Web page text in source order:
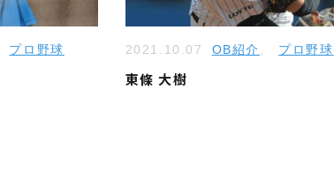
プロ野球 2021.10.07 OB紹介 , プロ野球
東條 大樹